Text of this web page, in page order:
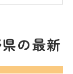
活用法
体的な実践
の最新